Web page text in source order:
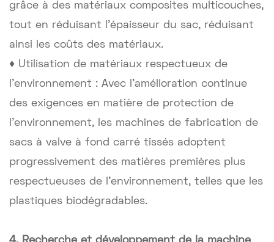
grâce à des matériaux composites multicouches,
tout en réduisant l'épaisseur du sac, réduisant
ainsi les coûts des matériaux.
♦ Utilisation de matériaux respectueux de
l'environnement : Avec l'amélioration continue
des exigences en matière de protection de
l'environnement, les machines de fabrication de
sacs à valve à fond carré tissés adoptent
progressivement des matières premières plus
respectueuses de l'environnement, telles que les
plastiques biodégradables.